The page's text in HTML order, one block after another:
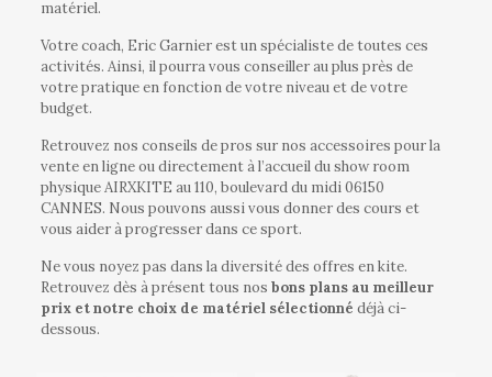
matériel.
Votre coach, Eric Garnier est un spécialiste de toutes ces
activités. Ainsi, il pourra vous conseiller au plus près de
votre pratique en fonction de votre niveau et de votre
budget.
Retrouvez nos conseils de pros sur nos accessoires pour la
vente en ligne ou directement à l’accueil du show room
physique AIRXKITE au 110, boulevard du midi 06150
CANNES. Nous pouvons aussi vous donner des cours et
vous aider à progresser dans ce sport.
Ne vous noyez pas dans la diversité des offres en kite.
Retrouvez dès à présent tous nos bons plans au meilleur
prix et notre choix de matériel sélectionné déjà ci-
dessous.